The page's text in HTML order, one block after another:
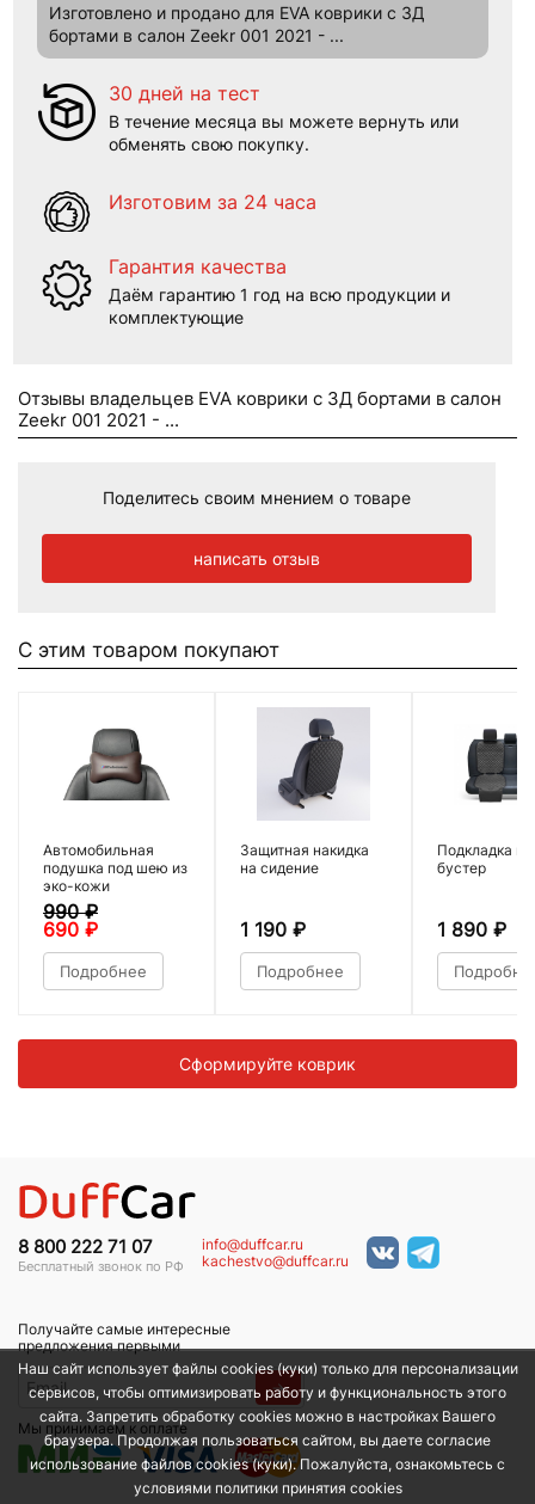
Изготовлено и продано для EVA коврики c 3Д
бортами в салон Zeekr 001 2021 - ...
30 дней на тест
В течение месяца вы можете вернуть или
обменять свою покупку.
Изготовим за 24 часа
Гарантия качества
Даём гарантию 1 год на всю продукции и
комплектующие
Отзывы владельцев EVA коврики c 3Д бортами в салон
Zeekr 001 2021 - ...
Поделитесь своим мнением о товаре
написать отзыв
С этим товаром покупают
Автомобильная
подушка под шею из
эко-кожи
990₽
690 ₽
Подробнее
Защитная накидка
на сидение
1 190 ₽
Подробнее
Подкладка
бустер
1 890 ₽
Сформируйте коврик
8 800 222 71 07
Бесплатный звонок по РФ
info@duffcar.ru
kachestvo@duffcar.ru
Получайте самые интересные
предложения первыми
→
Мы принимаем к оплате
Наш сайт использует файлы cookies (куки) только для персонализации
сервисов, чтобы оптимизировать работу и функциональность этого
сайта. Запретить обработку cookies можно в настройках Вашего
браузера. Продолжая пользоваться сайтом, вы даете согласие
использование файлов cookies (куки). Пожалуйста, ознакомьтесь с
условиями политики принятия сookies